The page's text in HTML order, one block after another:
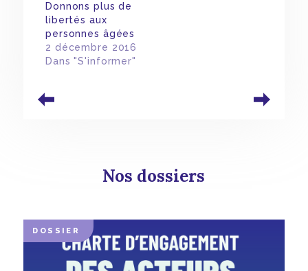
Donnons plus de
libertés aux
personnes âgées
2 décembre 2016
Dans "S'informer"
Nos dossiers
DOSSIER